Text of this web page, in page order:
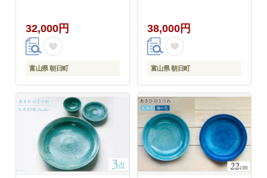
32,000円
富山県 朝日町
38,000円
富山県 朝日町